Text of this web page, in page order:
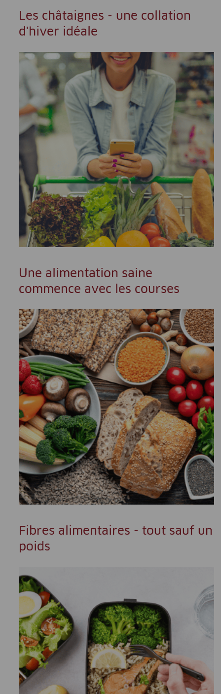
Les châtaignes - une collation
d'hiver idéale
Une alimentation saine
commence avec les courses
Fibres alimentaires - tout sauf un
poids